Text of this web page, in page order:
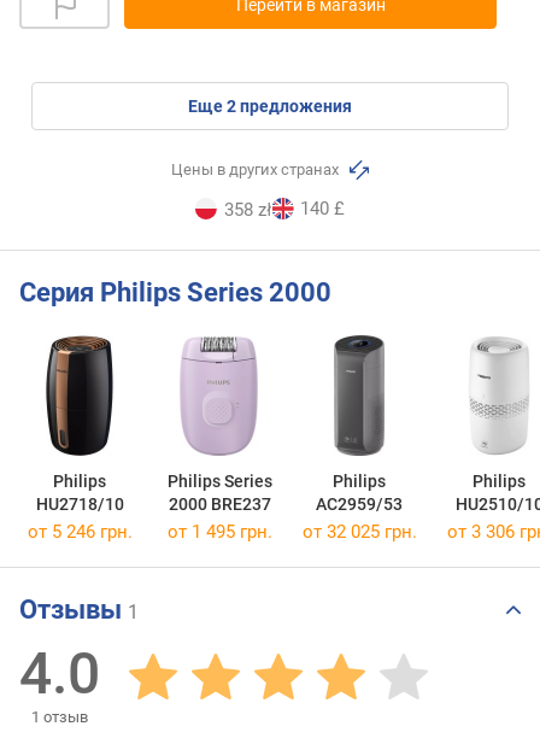
Перейти в магазин
eще2предложения
Цены в других странах
358 zł 140 £
Серия Philips Series 2000
Philips
HU2718/10
Philips Series
2000 BRE237
Philips
AC2959/53
Philips
HU2510/
от 5 246 грн. от 1 495 грн. от 32 025 грн. от 3 306
Отзывы 1
4.0
1 отзыв